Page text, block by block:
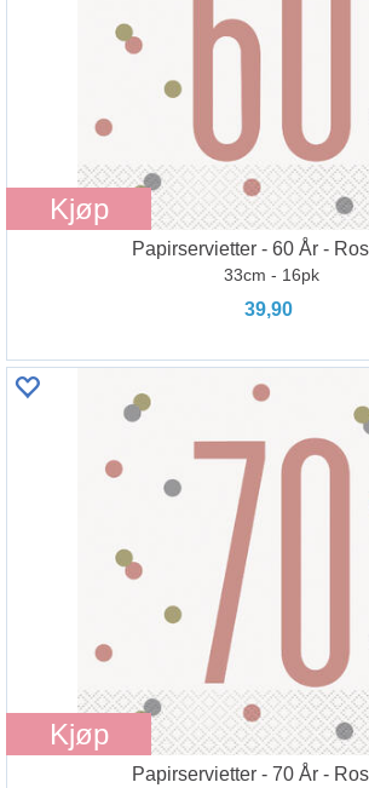
Kjøp
Papirservietter - 60 År -
33cm - 16pk
39,90
Kjøp
Papirservietter - 70 År -